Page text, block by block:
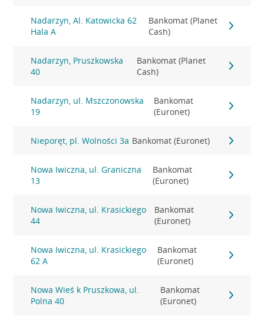
Nadarzyn, Al. Katowicka 62
Hala A
Bankomat (Planet
Cash)
Nadarzyn, Pruszkowska
40
Bankomat (Planet
Cash)
Nadarzyn, ul. Mszczonowska
19
Bankomat
(Euronet)
Nieporęt, pl. Wolności 3a Bankomat (Euronet)
Nowa Iwiczna, ul. Graniczna
13
Bankomat
(Euronet)
Nowa Iwiczna, ul. Krasickiego
44
Bankomat
(Euronet)
Nowa Iwiczna, ul. Krasickiego
62 A
Bankomat
(Euronet)
Nowa Wieś k Pruszkowa, ul.
Polna 40
Bankomat
(Euronet)